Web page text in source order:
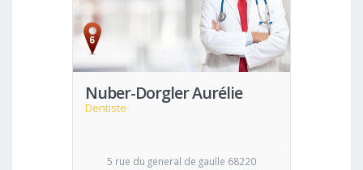
Nuber-Dorgler Aurélie
Dentiste
Voir
5 rue du general de gaulle 68220